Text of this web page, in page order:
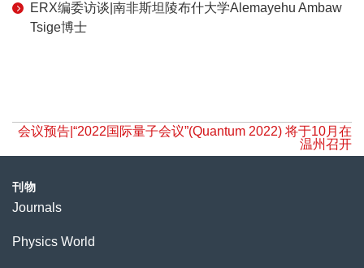
ERX编委访谈|南非斯坦陵布什大学Alemayehu Ambaw
Tsige博士
会议预告|“2022国际量子会议”(Quantum 2022) 将于10月在
温州召开
刊物
Journals
Physics World